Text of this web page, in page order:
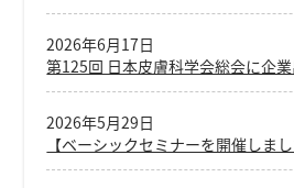
第125回 日本皮膚科学会総会に企業
2026年6月17日
【ベーシックセミナーを開催しまし
2026年5月29日